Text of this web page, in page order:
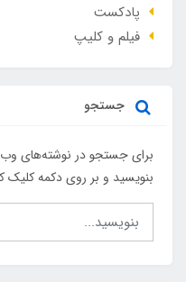
پادکست
فیلم و کلیپ
جستجو
برای جستجو در نوشته‌های
بنویسید و بر روی دکمه کلیک